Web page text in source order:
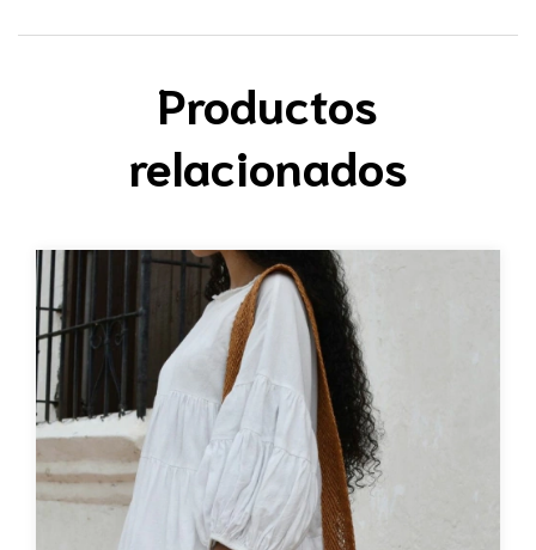
Productos
relacionados